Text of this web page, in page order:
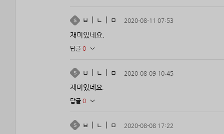
ㅂㅣㄴㅣㅁ 2020-08-11 07:53
재미있네요.
답글 0
ㅂㅣㄴㅣㅁ 2020-08-09 10:45
재미있네요.
답글 0
ㅂㅣㄴㅣㅁ 2020-08-08 17:22